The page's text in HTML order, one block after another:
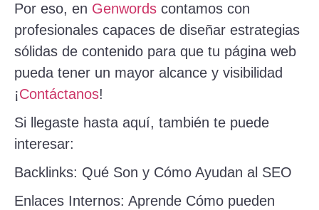
Por eso, en Genwords contamos con
profesionales capaces de diseñar estrategias
sólidas de contenido para que tu página web
pueda tener un mayor alcance y visibilidad
¡Contáctanos!
Si llegaste hasta aquí, también te puede
interesar:
Backlinks: Qué Son y Cómo Ayudan al SEO
Enlaces Internos: Aprende Cómo pueden